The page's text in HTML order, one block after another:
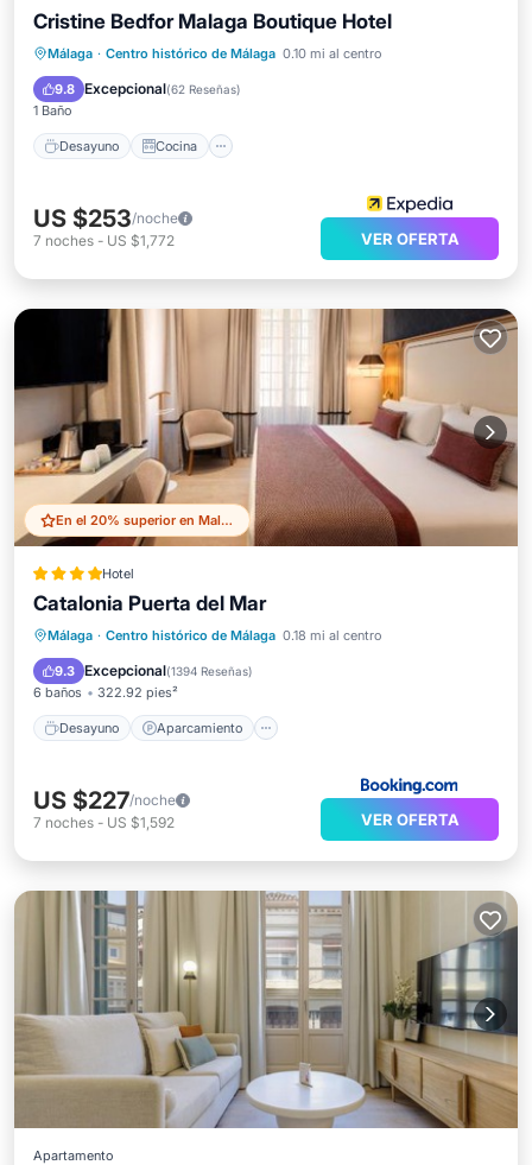
Cristine Bedfor Malaga Boutique Hotel
Málaga · Centro histórico de Málaga 0.10 mi al centro
9.8 Excepcional(62 Reseñas)
1 Baño
Desayuno Cocina
Desayuno
Cocina
Aire acondicionado
US $253/noche
7 noches - US $1,772 VER OFERTA
En el 20% superior en Malaga Historic Centre
Hotel
Catalonia Puerta del Mar
Málaga · Centro histórico de Málaga 0.18 mi al centro
9.3 Excepcional(1394 Reseñas)
6 baños 322.92 pies²
Desayuno Aparcamiento
Desayuno
Aparcamiento
Aire acondicionado
US $227/noche
7 noches - US $1,592 VER OFERTA
Apartamento